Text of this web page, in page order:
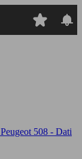
Peugeot 508 - Dati